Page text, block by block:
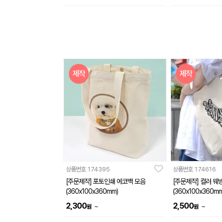
제작
상품번호 174395
[주문제작] 포토인쇄 에코백 모음
(360x100x360mm)
2,300원 ~
제작
상품번호 174616
[주문제작] 컬러 웨
2,500원 ~